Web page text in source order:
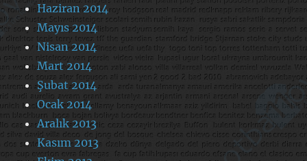
Haziran 2014
Mayıs 2014
Nisan 2014
Mart 2014
Şubat 2014
Ocak 2014
Aralık 2013
Kasım 2013